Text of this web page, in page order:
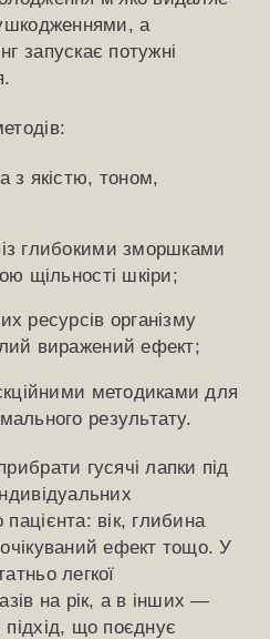
а
запускає потужні
з якістю, тоном,
глибокими зморшками
щільності шкіри;
ресурсів організму
виражений ефект;
методиками для
результату.
гусячі лапки під
вік, глибина
ефект тощо. У
легкої
на рік, а в інших —
підхід, що поєднує